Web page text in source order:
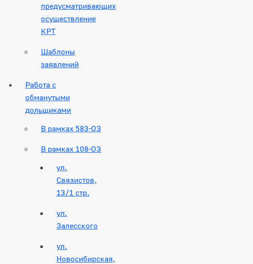
предусматривающих
осуществление
КРТ
Шаблоны
заявлений
Работа с
обманутыми
дольщиками
В рамках 583-ОЗ
В рамках 108-ОЗ
ул.
Связистов,
13/1 стр.
ул.
Залесского
ул.
Новосибирская,